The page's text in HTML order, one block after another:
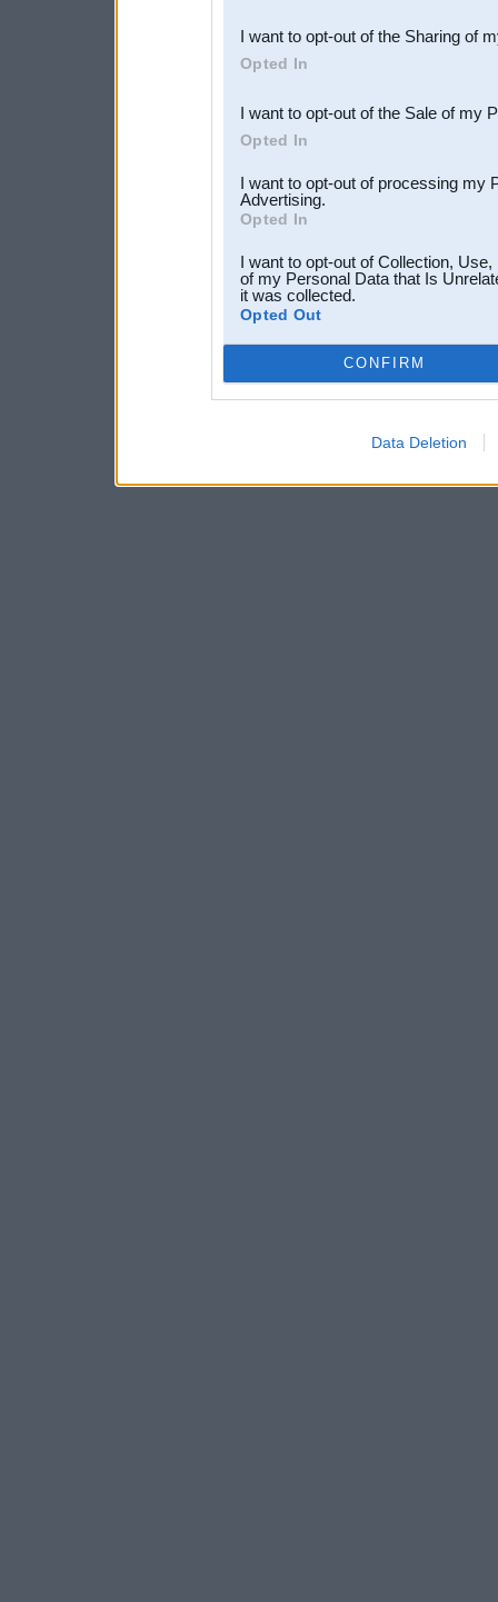
Downstream Participants
third parties.
I want to opt-out of the Sharing of
Opted In
I want to opt-out of the Sale of my
Opted In
I want to opt-out of processing my
Advertising.
Opted In
I want to opt-out of Collection,
of my Personal Data that Is
it was collected.
Opted Out
CONFIRM
Data Deletion